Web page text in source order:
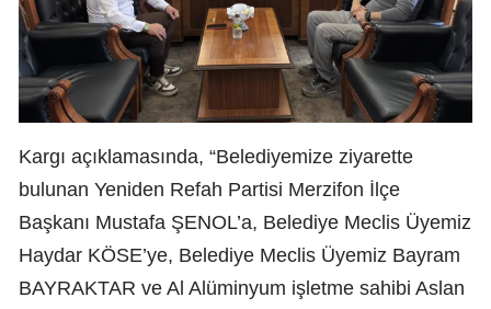
Kargı açıklamasında, “Belediyemize ziyarette
bulunan Yeniden Refah Partisi Merzifon İlçe
Başkanı Mustafa ŞENOL’a, Belediye Meclis Üyemiz
Haydar KÖSE’ye, Belediye Meclis Üyemiz Bayram
BAYRAKTAR ve Al Alüminyum işletme sahibi Aslan